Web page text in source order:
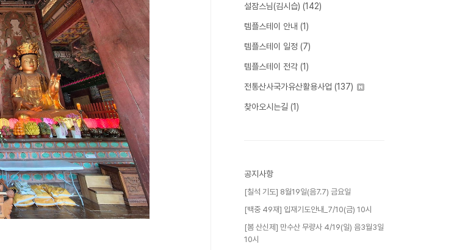
설잠스님(김시습) (142)
템플스테이 안내 (1)
템플스테이 일정 (7)
템플스테이 전각 (1)
전통산사국가유산활용사업 (137)
찾아오시는길 (1)
공지사항
[칠석 기도] 8월19일(음7.7) 금요일
[백중 49재] 입재기도안내_7/10(금) 10시
[봄 산신제] 만수산 무량사 4/19(일) 음3월3일
10시